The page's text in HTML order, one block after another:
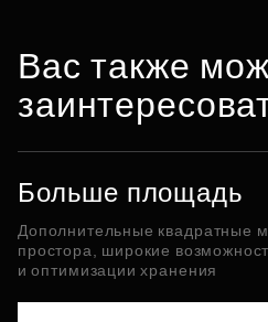
Вас также
Больше площадь
Дополнительные квадратные
простора, широкие
и оптимизации хранения